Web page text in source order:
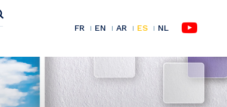
FR EN AR ES NL